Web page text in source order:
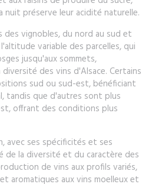
nuit préserve leur acidité naturelle.
vignobles, du nord au sud et
variable des parcelles, qui
jusqu'aux sommets,
des vins d'Alsace. Certains
sud ou sud-est, bénéficiant
tandis que d'autres sont plus
offrant des conditions plus
avec ses spécificités et ses
de la diversité et du caractère des
de vins aux profils variés,
aromatiques aux vins moelleux et